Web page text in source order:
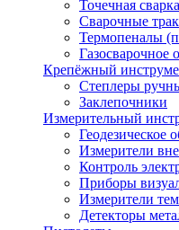
Точечная сварка
Сварочные
Термопеналы
Газосварочное
Крепёжный
Степлеры
Заклепочники
Измерительный
Геодезическое
Измерители
Контроль
Приборы
Измерители
Детекторы